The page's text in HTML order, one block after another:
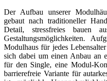
Der Aufbau unserer
gebaut nach traditioneller
Detail, stressfreies bauen
Gestaltungsmöglichkeiten.
Modulhaus für jedes
sich dabei um einen Anbau an
für den Single, eine Modul-
barrierefreie Variante für